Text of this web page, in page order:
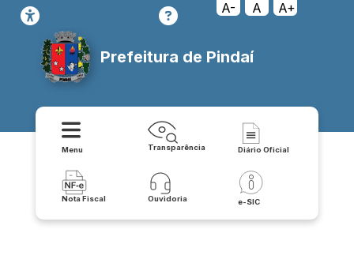
A- A A+
Prefeitura de Pindaí
Menu Transparência Diário Oficial
Nota Fiscal Ouvidoria e-SIC